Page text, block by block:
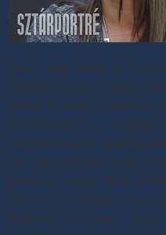
lenni, még akkor is, ha
felejtem el, ezt még a
akivel 9 éven keresztül
énekelhetsz
mondanivalód,
azt úgy csináld, hogy ne
aranyos” vagy. Nem
Nem ez a lényeg? Azt
Nagyon utáljanak,